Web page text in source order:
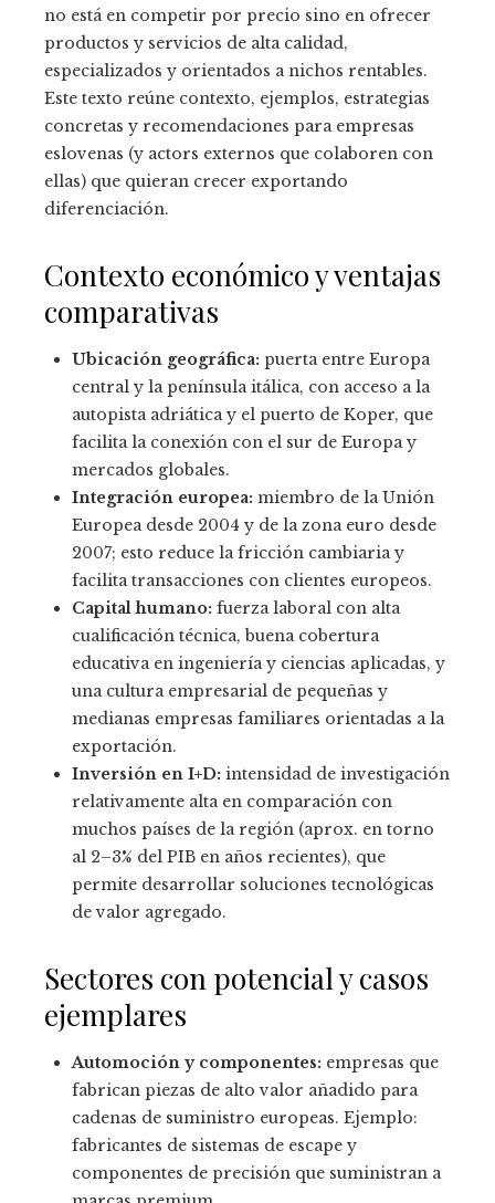
no está en competir por precio sino en ofrecer
productos y servicios de alta calidad,
especializados y orientados a nichos rentables.
Este texto reúne contexto, ejemplos, estrategias
concretas y recomendaciones para empresas
eslovenas (y actors externos que colaboren con
ellas) que quieran crecer exportando
diferenciación.
Contexto económico y ventajas
comparativas
Ubicación geográfica: puerta entre Europa
central y la península itálica, con acceso a la
autopista adriática y el puerto de Koper, que
facilita la conexión con el sur de Europa y
mercados globales.
Integración europea: miembro de la Unión
Europea desde 2004 y de la zona euro desde
2007; esto reduce la fricción cambiaria y
facilita transacciones con clientes europeos.
Capital humano: fuerza laboral con alta
cualificación técnica, buena cobertura
educativa en ingeniería y ciencias aplicadas, y
una cultura empresarial de pequeñas y
medianas empresas familiares orientadas a la
exportación.
Inversión en I+D: intensidad de investigación
relativamente alta en comparación con
muchos países de la región (aprox. en torno
al 2–3% del PIB en años recientes), que
permite desarrollar soluciones tecnológicas
de valor agregado.
Sectores con potencial y casos
ejemplares
Automoción y componentes: empresas que
fabrican piezas de alto valor añadido para
cadenas de suministro europeas. Ejemplo:
fabricantes de sistemas de escape y
componentes de precisión que suministran a